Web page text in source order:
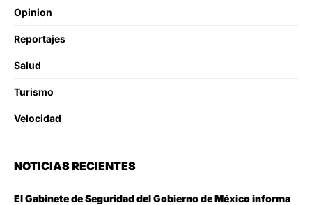
Opinion
Reportajes
Salud
Turismo
Velocidad
NOTICIAS RECIENTES
El Gabinete de Seguridad del Gobierno de México informa